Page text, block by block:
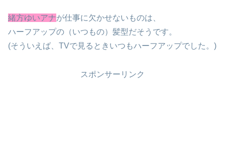
緒方ゆいアナが仕事に欠かせないものは、
ハーフアップの（いつもの）髪型だそうです。
(そういえば、TVで見るときいつもハーフアップでした。)
スポンサーリンク